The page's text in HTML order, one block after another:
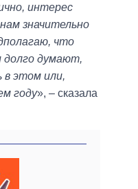
интерес
значительно
что
долго думают,
в этом или,
году», – сказала